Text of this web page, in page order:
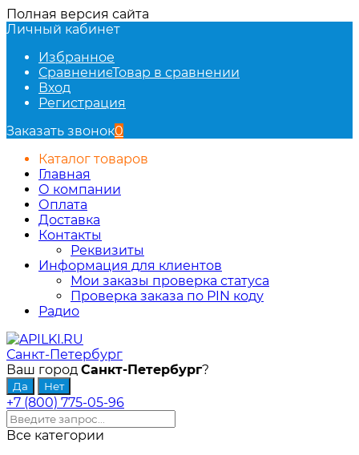
Полная версия сайта
Личный кабинет
Избранное
СравнениеТовар в сравнении
Вход
Регистрация
Заказать звонок0
Каталог товаров
Главная
О компании
Оплата
Доставка
Контакты
Реквизиты
Информация для клиентов
Мои заказы проверка статуса
Проверка заказа по PIN коду
Радио
Санкт-Петербург
Ваш город Санкт-Петербург?
+7 (800) 775-05-96
Все категории